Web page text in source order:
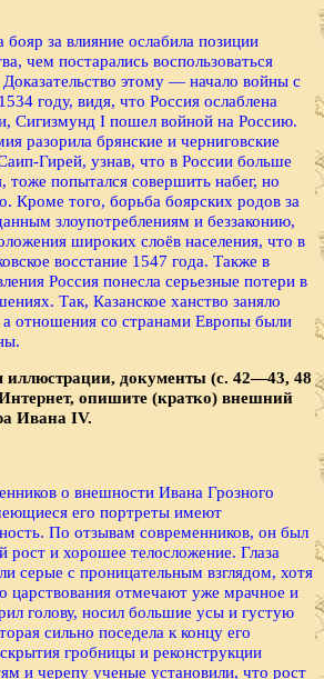
бояр за влияние ослабила позиции
чем постарались воспользоваться
Доказательство этому — начало войны с
году, видя, что Россия ослаблена
Сигизмунд I пошел войной на Россию.
разорила брянские и черниговские
Гирей, узнав, что в России больше
тоже попытался совершить набег, но
Кроме того, борьба боярских родов за
злоупотреблениям и беззаконию,
широких слоёв населения, что в
восстание 1547 года. Также в
Россия понесла серьезные потери в
Так, Казанское ханство заняло
отношения со странами Европы были
иллюстрации, документы (с. 42—43, 48
опишите (кратко) внешний
Ивана IV.
о внешности Ивана Грозного
его портреты имеют
По отзывам современников, он был
рост и хорошее телосложение. Глаза
серые с проницательным взглядом, хотя
царствования отмечают уже мрачное и
голову, носил большие усы и густую
сильно поседела к концу его
гробницы и реконструкции
и черепу ученые установили, что рост